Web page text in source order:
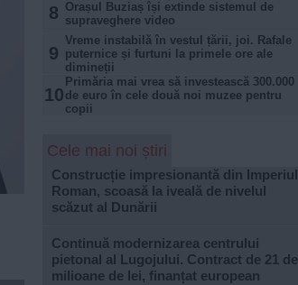
8 Orașul Buziaș își extinde sistemul de
supraveghere video
9
Vreme instabilă în vestul țării, joi. Rafale
puternice și furtuni la primele ore ale
dimineții
10
Primăria mai vrea să investească 300.000
de euro în cele două noi muzee pentru
copii
Cele mai noi știri
Construcție impresionantă din Imperiul
Roman, scoasă la iveală de nivelul
scăzut al Dunării
Continuă modernizarea centrului
pietonal al Lugojului. Contract de 21 de
milioane de lei, finanțat european